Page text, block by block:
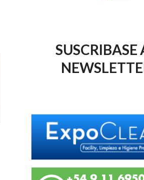
SUSCRIBASE